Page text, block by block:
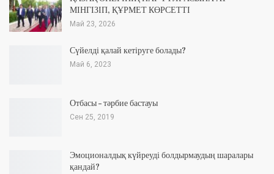
МІНГІЗІП, ҚҰРМЕТ КӨРСЕТТІ
Май 23, 2026
Сүйелді қалай кетіруге болады?
Май 6, 2023
Отбасы – тәрбие бастауы
Сен 25, 2019
Эмоционалдық күйреуді болдырмаудың шаралары
қандай?